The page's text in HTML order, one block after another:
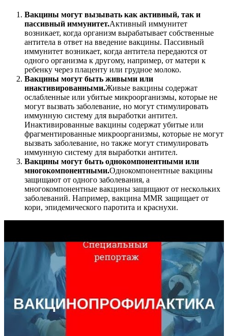
Вакцины могут вызывать как активный, так и
пассивный иммунитет.Активный иммунитет
возникает, когда организм вырабатывает собственные
антитела в ответ на введение вакцины. Пассивный
иммунитет возникает, когда антитела передаются от
одного организма к другому, например, от матери к
ребенку через плаценту или грудное молоко.
Вакцины могут быть живыми или
инактивированными.Живые вакцины содержат
ослабленные или убитые микроорганизмы, которые не
могут вызвать заболевание, но могут стимулировать
иммунную систему для выработки антител.
Инактивированные вакцины содержат убитые или
фрагментированные микроорганизмы, которые не могут
вызвать заболевание, но также могут стимулировать
иммунную систему для выработки антител.
Вакцины могут быть однокомпонентными или
многокомпонентными.Однокомпонентные вакцины
защищают от одного заболевания, а
многокомпонентные вакцины защищают от нескольких
заболеваний. Например, вакцина MMR защищает от
кори, эпидемического паротита и краснухи.